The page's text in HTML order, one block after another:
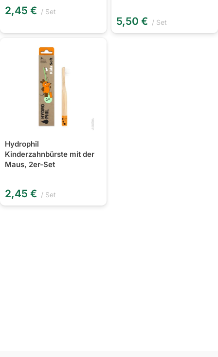
2,45 € Set
5,50 € Set
Hydrophil
Kinderzahnbürste mit der
Maus, 2er-Set
2,45 € Set